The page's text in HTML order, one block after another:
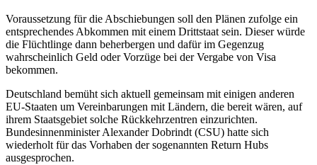
Voraussetzung für die Abschiebungen soll den Plänen zufolge ein
entsprechendes Abkommen mit einem Drittstaat sein. Dieser würde
die Flüchtlinge dann beherbergen und dafür im Gegenzug
wahrscheinlich Geld oder Vorzüge bei der Vergabe von Visa
bekommen.
Deutschland bemüht sich aktuell gemeinsam mit einigen anderen
EU-Staaten um Vereinbarungen mit Ländern, die bereit wären, auf
ihrem Staatsgebiet solche Rückkehrzentren einzurichten.
Bundesinnenminister Alexander Dobrindt (CSU) hatte sich
wiederholt für das Vorhaben der sogenannten Return Hubs
ausgesprochen.